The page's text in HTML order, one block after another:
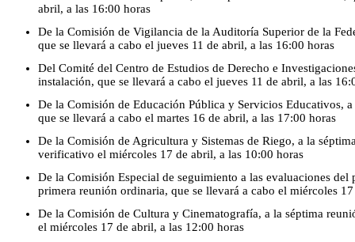
abril, a las 16:00 horas
De la Comisión de Vigilancia de la Auditoría Superior de la
que se llevará a cabo el jueves 11 de abril, a las 16:00 horas
Del Comité del Centro de Estudios de Derecho e
instalación, que se llevará a cabo el jueves 11 de abril, a las
De la Comisión de Educación Pública y Servicios Educativos,
que se llevará a cabo el martes 16 de abril, a las 17:00 horas
De la Comisión de Agricultura y Sistemas de Riego, a la
verificativo el miércoles 17 de abril, a las 10:00 horas
De la Comisión Especial de seguimiento a las evaluaciones del
primera reunión ordinaria, que se llevará a cabo el miércoles
De la Comisión de Cultura y Cinematografía, a la séptima
el miércoles 17 de abril, a las 12:00 horas